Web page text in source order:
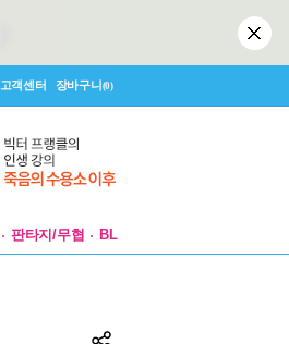
고객센터 장바구니(0)
판타지/무협 BL